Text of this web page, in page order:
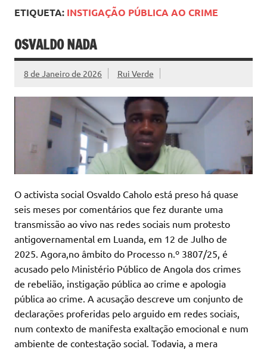
ETIQUETA: INSTIGAÇÃO PÚBLICA AO CRIME
OSVALDO NADA
8 de Janeiro de 2026 Rui Verde
O activista social Osvaldo Caholo está preso há quase
seis meses por comentários que fez durante uma
transmissão ao vivo nas redes sociais num protesto
antigovernamental em Luanda, em 12 de Julho de
2025. Agora,no âmbito do Processo n.º 3807/25, é
acusado pelo Ministério Público de Angola dos crimes
de rebelião, instigação pública ao crime e apologia
pública ao crime. A acusação descreve um conjunto de
declarações proferidas pelo arguido em redes sociais,
num contexto de manifesta exaltação emocional e num
ambiente de contestação social. Todavia, a mera